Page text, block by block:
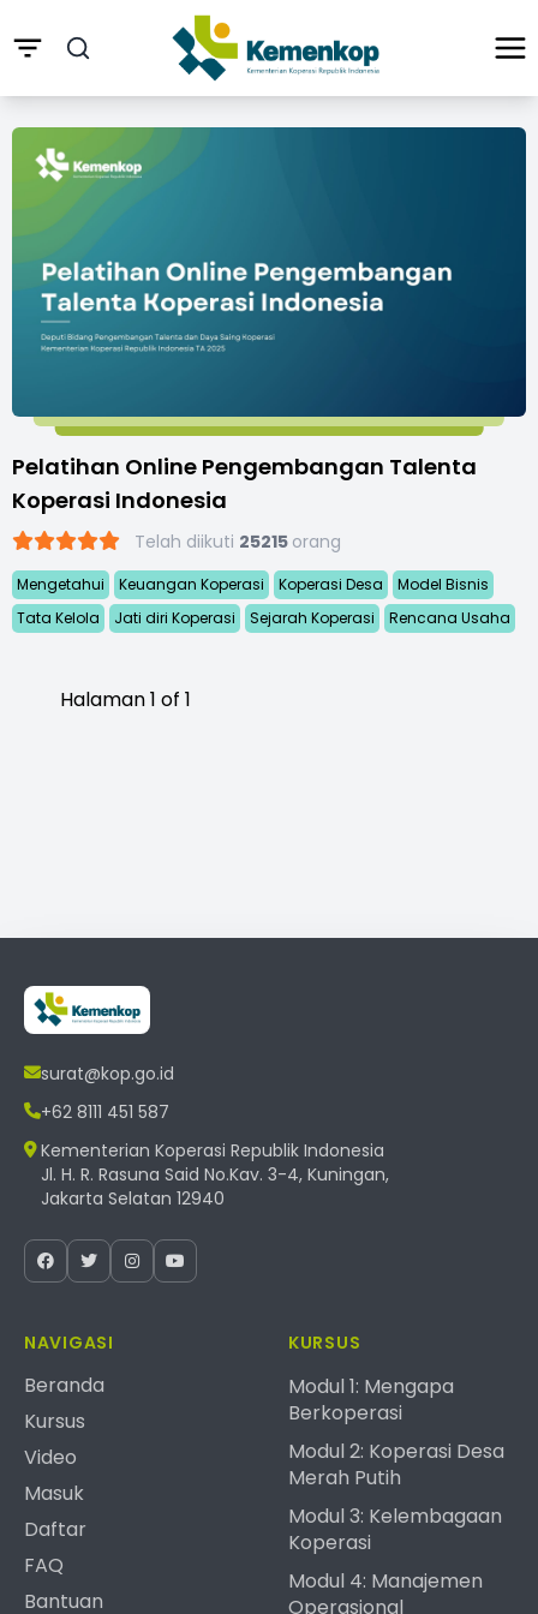
Pelatihan Online Pengembangan Talenta
Koperasi Indonesia
Telah diikuti 25215 orang
Mengetahui Keuangan Koperasi Koperasi Desa
Model Bisnis
Tata Kelola
Jati diri Koperasi Sejarah Koperasi Rencana Usaha
Halaman 1 of 1
surat@kop.go.id
+62 8111 451 587
Kementerian Koperasi Republik Indonesia
Jl. H. R. Rasuna Said No.Kav. 3-4, Kuningan,
Jakarta Selatan 12940
NAVIGASI
Beranda
Kursus
Video
Masuk
Daftar
FAQ
Bantuan
KURSUS
Modul 1: Mengapa
Berkoperasi
Modul 2: Koperasi Desa
Merah Putih
Modul 3: Kelembagaan
Koperasi
Modul 4: Manajemen
Operasional